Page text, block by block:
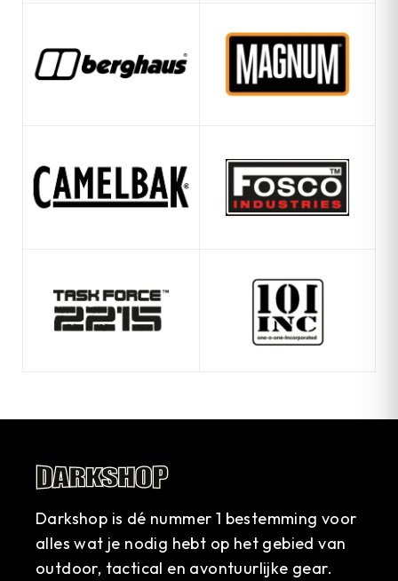
Darkshop is dé nummer 1 bestemming voor
alles wat je nodig hebt op het gebied van
outdoor, tactical en avontuurlijke gear.